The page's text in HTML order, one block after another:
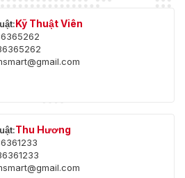
Kỹ Thuật Viên
Thu Hương